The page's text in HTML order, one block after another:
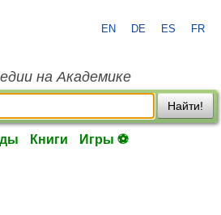
EN DE ES FR
на Академике
Найти!
Книги Игры ⚽